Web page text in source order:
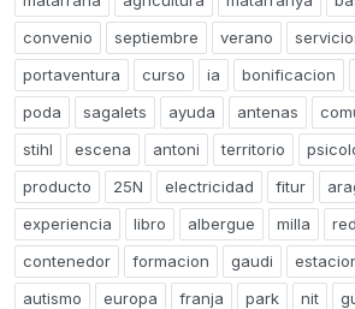
convenio
septiembre verano
portaventura
curso ia bonificacion
poda
sagalets ayuda antenas
stihl
escena antoni territorio
producto
25N electricidad fitur
experiencia
libro albergue milla
contenedor
formacion gaudi
autismo
europa franja park nit